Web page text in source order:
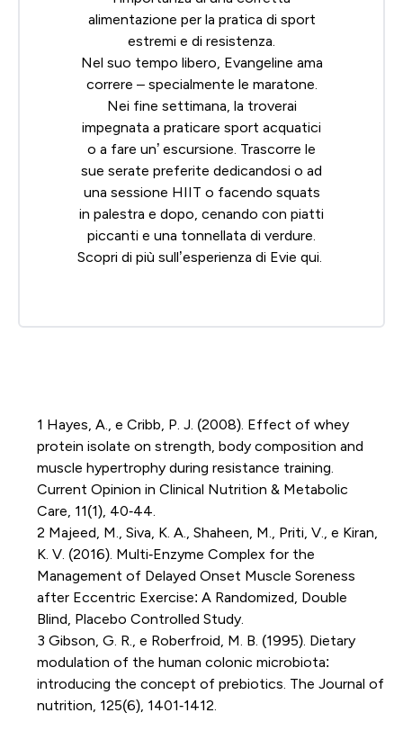
alimentazione per la pratica di sport
estremi e di resistenza.
Nel suo tempo libero, Evangeline ama
correre – specialmente le maratone.
Nei fine settimana, la troverai
impegnata a praticare sport acquatici
o a fare un’ escursione. Trascorre le
sue serate preferite dedicandosi o ad
una sessione HIIT o facendo squats
in palestra e dopo, cenando con piatti
piccanti e una tonnellata di verdure.
Scopri di più sull’esperienza di Evie qui.
1 Hayes, A., e Cribb, P. J. (2008). Effect of whey
protein isolate on strength, body composition and
muscle hypertrophy during resistance training.
Current Opinion in Clinical Nutrition & Metabolic
Care, 11(1), 40‐44.
2 Majeed, M., Siva, K. A., Shaheen, M., Priti, V., e Kiran,
K. V. (2016). Multi‐Enzyme Complex for the
Management of Delayed Onset Muscle Soreness
after Eccentric Exercise: A Randomized, Double
Blind, Placebo Controlled Study.
3 Gibson, G. R., e Roberfroid, M. B. (1995). Dietary
modulation of the human colonic microbiota:
introducing the concept of prebiotics. The Journal of
nutrition, 125(6), 1401‐1412.